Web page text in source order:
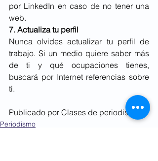
por LinkedIn en caso de no tener una
web.
7. Actualiza tu perfil
Nunca olvides actualizar tu perfil de
trabajo. Si un medio quiere saber más
de ti y qué ocupaciones tienes,
buscará por Internet referencias sobre
ti.
Publicado por Clases de periodismo.
Periodismo